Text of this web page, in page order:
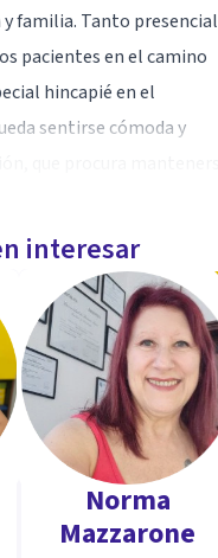
familia. Tanto presencial
pacientes en el camino
hincapié en el
sentirse cómoda y
interesar
Norma
Mazzarone